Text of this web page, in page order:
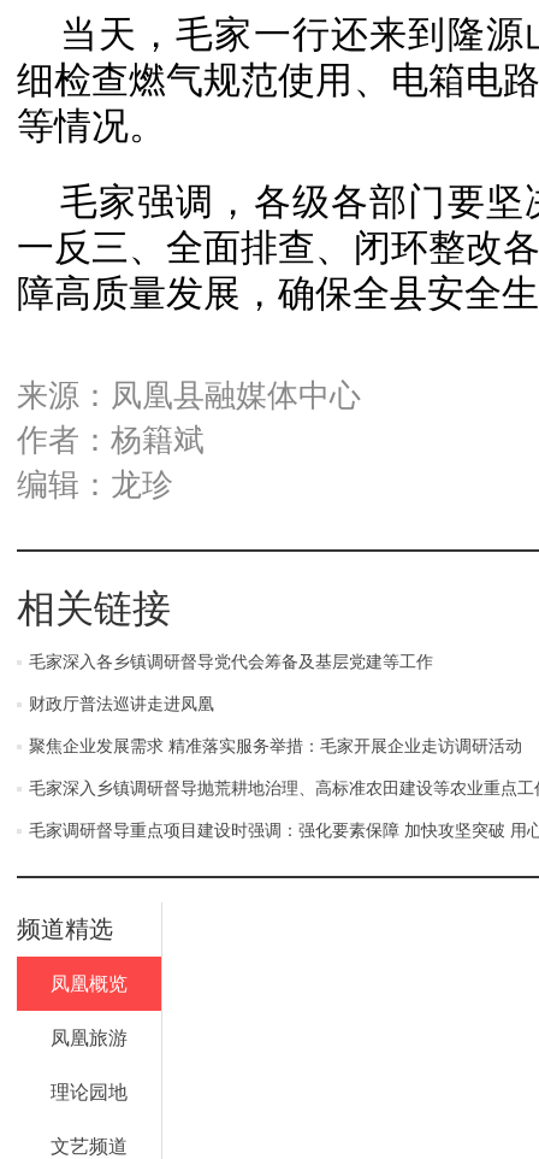
当天，毛家一行还来到隆
细检查燃气规范使用、电箱电
等情况。
毛家强调，各级各部门要
一反三、全面排查、闭环整改
障高质量发展，确保全县安全
来源：凤凰县融媒体中心
作者：杨籍斌
编辑：龙珍
相关链接
毛家深入各乡镇调研督导党代会筹备及基层党建等工作
财政厅普法巡讲走进凤凰
聚焦企业发展需求 精准落实服务举措：毛家开展企业走访调研活动
毛家深入乡镇调研督导抛荒耕地治理、高标准农田建设等农业重点工
毛家调研督导重点项目建设时强调：强化要素保障 加快攻坚突破 用
频道精选
凤凰概览
凤凰旅游
理论园地
文艺频道